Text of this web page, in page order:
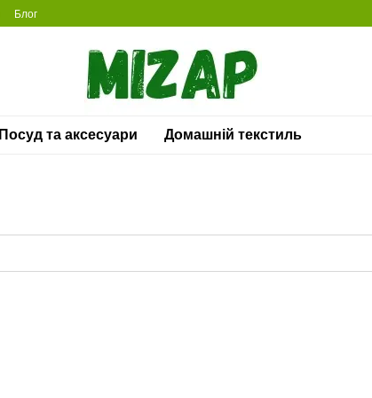
Блог
Посуд та аксесуари Домашній текстиль